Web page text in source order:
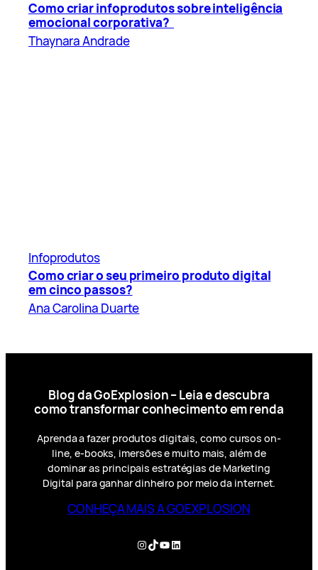
Como criar infoprodutos sobre inteligência
emocional corporativa?
Thaynara Andrade
Infoprodutos
Como criar o seu primeiro produto digital
em cinco passos?
Ana Carolina Duarte
Blog da GoExplosion – Leia e descubra
como transformar conhecimento em renda
Aprenda a fazer produtos digitais, como cursos on-
line, e-books, imersões e muito mais, além de
dominar as principais estratégias de Marketing
Digital para ganhar dinheiro por meio da internet.
CONHEÇA MAIS A GOEXPLOSION
Instagram
TikTok
YouTube
LinkedIn